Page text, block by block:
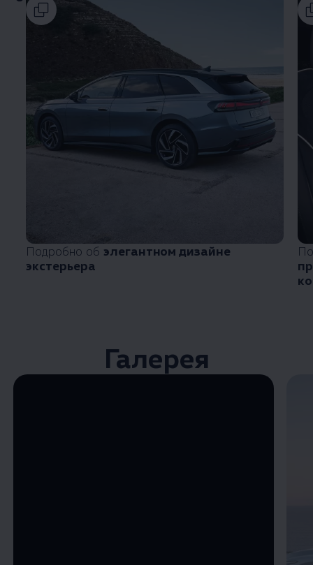
Подробно об элегантном дизайне
экстерьера
Галерея
Enable fullscreen mode